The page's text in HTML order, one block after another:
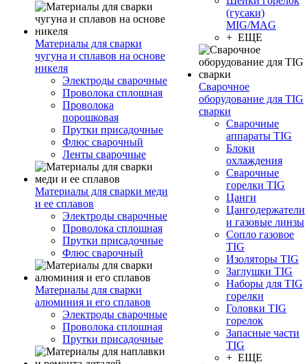
Материалы для сварки
чугуна и сплавов на основе
никеля
Электроды сварочные
Проволока сплошная
Проволока
порошковая
Прутки присадочные
Флюс сварочный
Ленты сварочные
Материалы для сварки меди
и ее сплавов
Электроды сварочные
Проволока сплошная
Прутки присадочные
Флюс сварочный
Материалы для сварки
алюминия и его сплавов
Электроды сварочные
Проволока сплошная
Прутки присадочные
(гусаки)
MIG/MAG
+ ЕЩЕ
Сварочное
оборудование для TIG
сварки
Сварочные
аппараты TIG
Блоки
охлаждения
Сварочные
горелки TIG
Цанги
Цангодержатели
и газовые линзы
Сопло газовое
TIG
Изоляторы TIG
Заглушки TIG
Наборы для TIG
горелки
Головки TIG
горелок
Запасные части
TIG
+ ЕЩЕ